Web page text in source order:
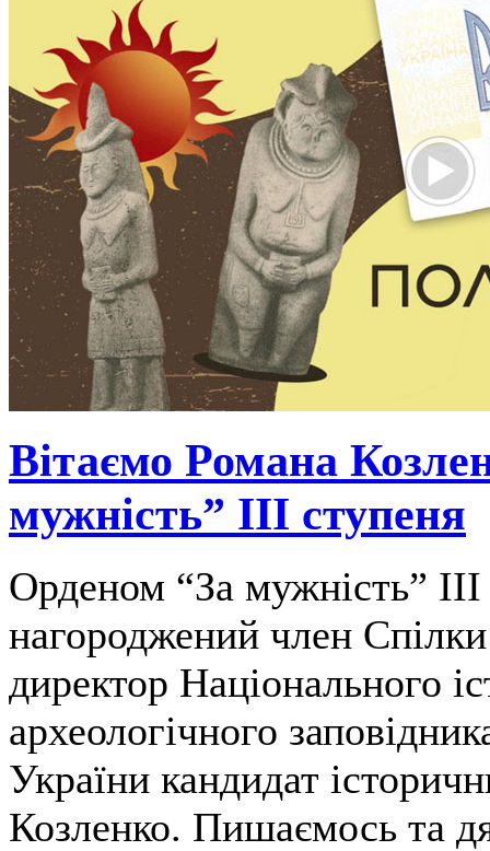
Вітаємо Романа
мужність” ІІІ ступеня
Орденом “За мужність”
нагороджений член
директор Національного
археологічного
України кандидат
Козленко. Пишаємось та